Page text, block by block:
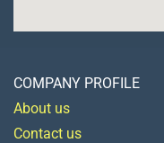
COMPANY PROFILE
About us
Contact us